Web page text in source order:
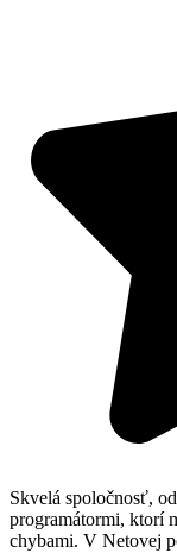
Skvelá spoločnosť,
programátormi, ktorí
chybami. V Netovej